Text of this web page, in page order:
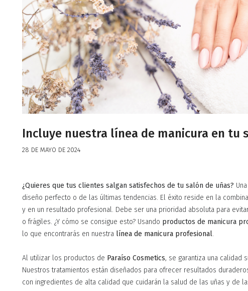
Incluye nuestra línea de manicura en tu
28 DE MAYO DE 2024
¿Quieres que tus clientes salgan satisfechos de tu salón de uñas?
diseño perfecto o de las últimas tendencias. El éxito reside en la
y en un resultado profesional. Debe ser una prioridad absoluta para
o frágiles. ¿Y cómo se consigue esto? Usando productos de manicura
lo que encontrarás en nuestra línea de manicura profesional.
Al utilizar los productos de Paraíso Cosmetics, se garantiza una calidad
Nuestros tratamientos están diseñados para ofrecer resultados
con ingredientes de alta calidad que cuidarán la salud de las uñas y de